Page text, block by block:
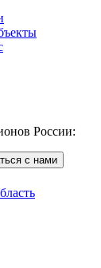
России:
с нами